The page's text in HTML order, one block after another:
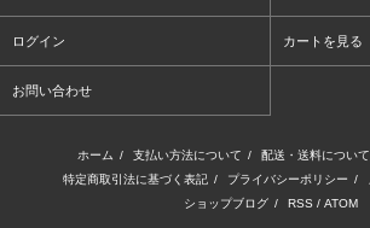
ログイン カートを見る
お問い合わせ
ホーム / 支払い方法について / 配送・送料について
特定商取引法に基づく表記 / プライバシーポリシー /
ショップブログ / RSS / ATOM